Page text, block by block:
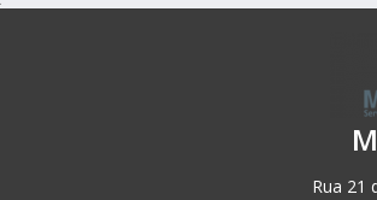
Rua 21